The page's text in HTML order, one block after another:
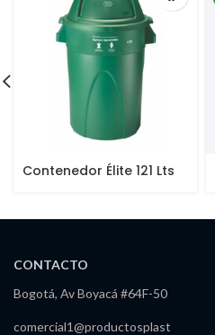
Contenedor Élite 121 Lts
CONTACTO
Bogotá, Av Boyacá #64F-50
comercial1@productosplast